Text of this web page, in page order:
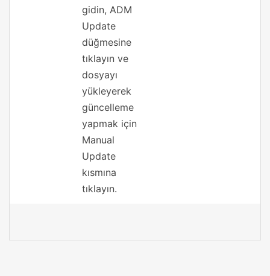
gidin, ADM
Update
düğmesine
tıklayın ve
dosyayı
yükleyerek
güncelleme
yapmak için
Manual
Update
kısmına
tıklayın.